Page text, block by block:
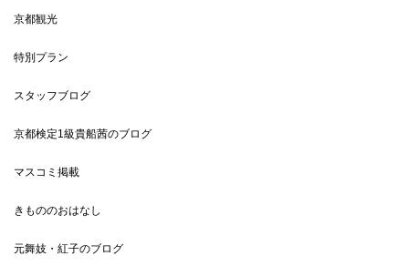
京都観光
特別プラン
スタッフブログ
京都検定1級貴船茜のブログ
マスコミ掲載
きもののおはなし
元舞妓・紅子のブログ